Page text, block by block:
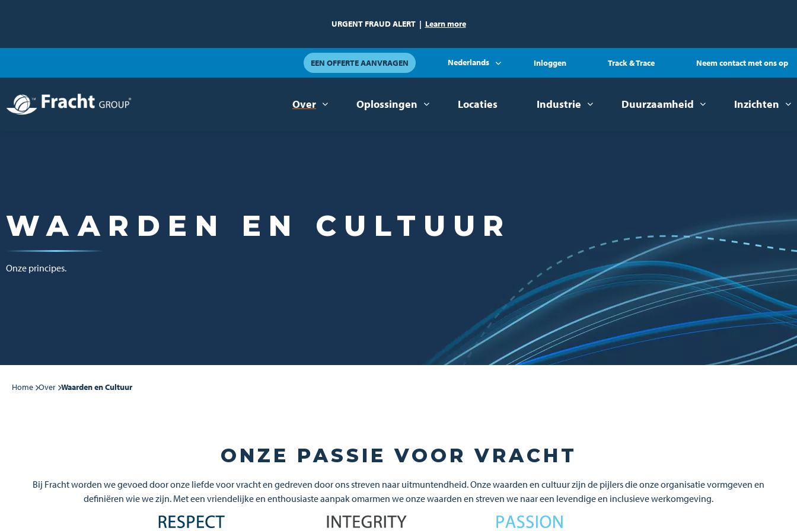
URGENT FRAUD ALERT | Learn more
EEN OFFERTE AANVRAGEN Nederlands Inloggen Track & Trace Neem contact met ons op
Over Oplossingen Locaties Industrie Duurzaamheid Inzichten
WAARDEN EN CULTUUR
Onze principes.
Home Over Waarden en Cultuur
ONZE PASSIE VOOR VRACHT
Bij Fracht worden we gevoed door onze liefde voor vracht en gedreven door ons streven naar uitmuntendheid. Onze waarden en cultuur zijn de pijlers die onze organisatie vormgeven en
definiëren wie we zijn. Met een vriendelijke en enthousiaste aanpak omarmen we onze waarden en streven we naar een levendige en inclusieve werkomgeving.